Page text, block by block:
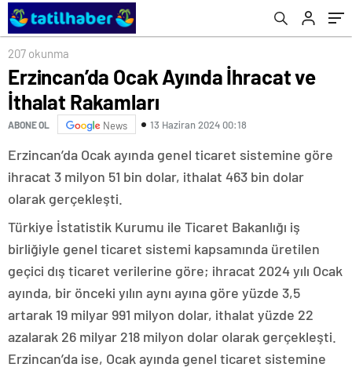
207 okunma
Erzincan’da Ocak Ayında İhracat ve
İthalat Rakamları
ABONE OL News 13 Haziran 2024 00:18
Erzincan’da Ocak ayında genel ticaret sistemine göre
ihracat 3 milyon 51 bin dolar, ithalat 463 bin dolar
olarak gerçekleşti.
Türkiye İstatistik Kurumu ile Ticaret Bakanlığı iş
birliğiyle genel ticaret sistemi kapsamında üretilen
geçici dış ticaret verilerine göre; ihracat 2024 yılı Ocak
ayında, bir önceki yılın aynı ayına göre yüzde 3,5
artarak 19 milyar 991 milyon dolar, ithalat yüzde 22
azalarak 26 milyar 218 milyon dolar olarak gerçekleşti.
Erzincan’da ise, Ocak ayında genel ticaret sistemine